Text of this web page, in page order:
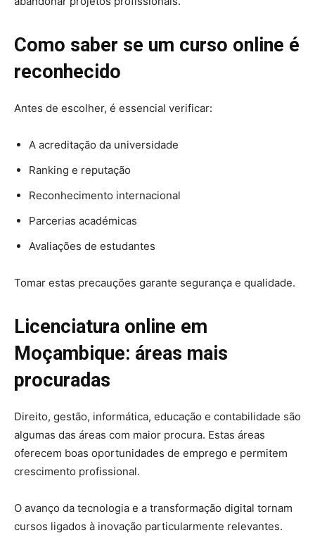
Como saber se um curso online é
reconhecido
Antes de escolher, é essencial verificar:
A acreditação da universidade
Ranking e reputação
Reconhecimento internacional
Parcerias académicas
Avaliações de estudantes
Tomar estas precauções garante segurança e qualidade.
Licenciatura online em
Moçambique: áreas mais
procuradas
Direito, gestão, informática, educação e contabilidade são
algumas das áreas com maior procura. Estas áreas
oferecem boas oportunidades de emprego e permitem
crescimento profissional.
O avanço da tecnologia e a transformação digital tornam
cursos ligados à inovação particularmente relevantes.